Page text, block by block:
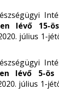
lévő 15-
július 1-
lévő 5-ös
július 1-